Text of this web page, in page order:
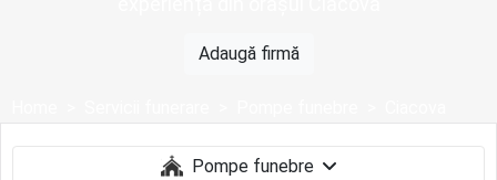
Adaugă firmă